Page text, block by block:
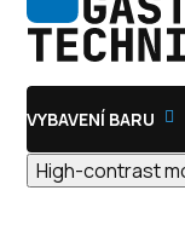
VYBAVENÍ BARU
High-contrast